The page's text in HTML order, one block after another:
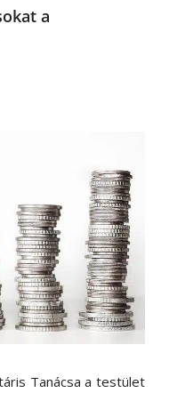
a
Tanácsa a testület